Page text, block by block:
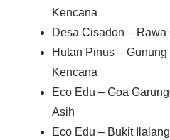
Kencana
Desa Cisadon – Rawa
Hutan Pinus –
Kencana
Eco Edu – Goa
Asih
Eco Edu – Bukit